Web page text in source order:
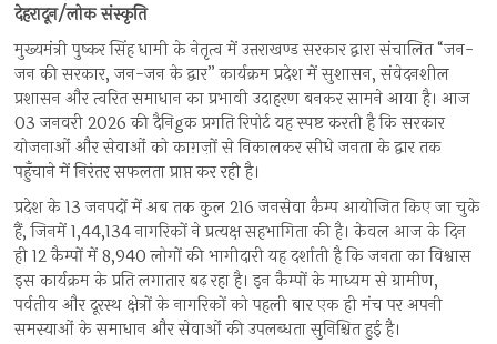
देहरादून/लोक संस्कृति
मुख्यमंत्री पुष्कर सिंह धामी के नेतृत्व में उत्तराखण्ड सरकार द्वारा संचालित “जन-
जन की सरकार, जन-जन के द्वार” कार्यक्रम प्रदेश में सुशासन, संवेदनशील
प्रशासन और त्वरित समाधान का प्रभावी उदाहरण बनकर सामने आया है। आज
03 जनवरी 2026 की दैनिgक प्रगति रिपोर्ट यह स्पष्ट करती है कि सरकार
योजनाओं और सेवाओं को काग़ज़ों से निकालकर सीधे जनता के द्वार तक
पहुँचाने में निरंतर सफलता प्राप्त कर रही है।
प्रदेश के 13 जनपदों में अब तक कुल 216 जनसेवा कैम्प आयोजित किए जा चुके
हैं, जिनमें 1,44,134 नागरिकों ने प्रत्यक्ष सहभागिता की है। केवल आज के दिन
ही 12 कैम्पों में 8,940 लोगों की भागीदारी यह दर्शाती है कि जनता का विश्वास
इस कार्यक्रम के प्रति लगातार बढ़ रहा है। इन कैम्पों के माध्यम से ग्रामीण,
पर्वतीय और दूरस्थ क्षेत्रों के नागरिकों को पहली बार एक ही मंच पर अपनी
समस्याओं के समाधान और सेवाओं की उपलब्धता सुनिश्चित हुई है।